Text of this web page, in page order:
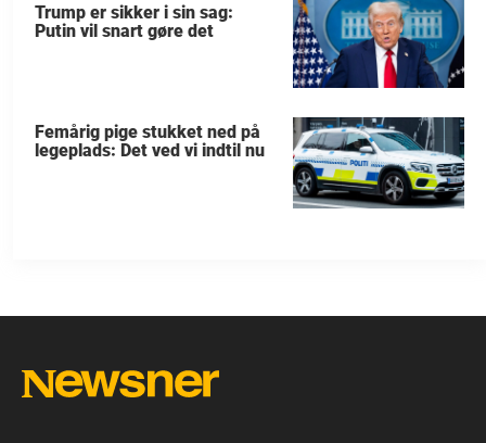
Trump er sikker i sin sag:
Putin vil snart gøre det
Femårig pige stukket ned på
legeplads: Det ved vi indtil nu